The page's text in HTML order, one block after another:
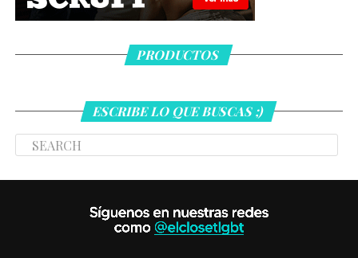
PRODUCTOS
ESCRIBE LO QUE BUSCAS ;)